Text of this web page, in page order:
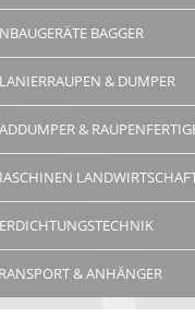
BAGGER
& DUMPER
&
& ANHÄNGER